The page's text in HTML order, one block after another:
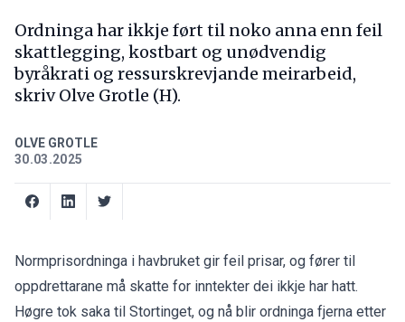
Ordninga har ikkje ført til noko anna enn feil
skattlegging, kostbart og unødvendig
byråkrati og ressurskrevjande meirarbeid,
skriv Olve Grotle (H).
OLVE GROTLE
30.03.2025
Normprisordninga i havbruket gir feil prisar, og fører til
oppdrettarane må skatte for inntekter dei ikkje har hatt.
Høgre tok saka til Stortinget, og nå blir ordninga fjerna etter